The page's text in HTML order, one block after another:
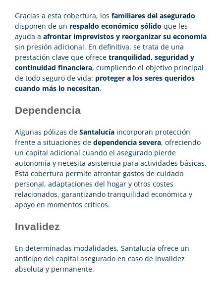
Gracias a esta cobertura, los familiares del asegurado
disponen de un respaldo económico sólido que les
ayuda a afrontar imprevistos y reorganizar su economía
sin presión adicional. En definitiva, se trata de una
prestación clave que ofrece tranquilidad, seguridad y
continuidad financiera, cumpliendo el objetivo principal
de todo seguro de vida: proteger a los seres queridos
cuando más lo necesitan.
Dependencia
Algunas pólizas de Santalucía incorporan protección
frente a situaciones de dependencia severa, ofreciendo
un capital adicional cuando el asegurado pierde
autonomía y necesita asistencia para actividades básicas.
Esta cobertura permite afrontar gastos de cuidado
personal, adaptaciones del hogar y otros costes
relacionados, garantizando tranquilidad económica y
apoyo en momentos críticos.
Invalidez
En determinadas modalidades, Santalucía ofrece un
anticipo del capital asegurado en caso de invalidez
absoluta y permanente.